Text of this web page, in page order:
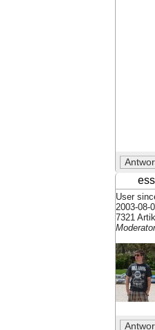
User
2003-08-
7321